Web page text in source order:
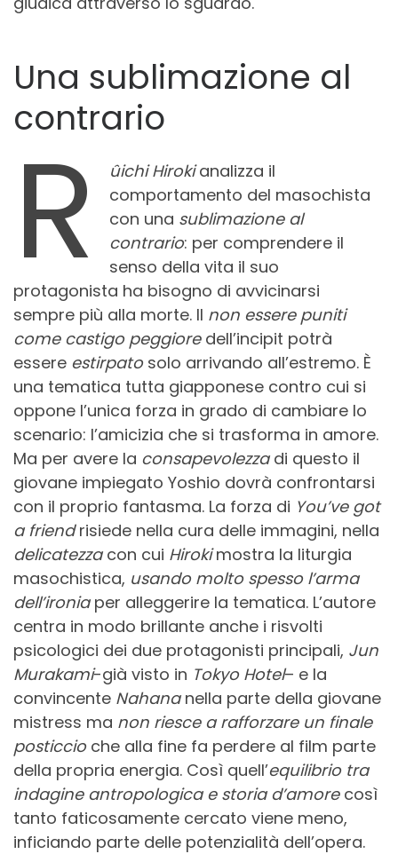
Una sublimazione al
contrario
R ûichi Hirokianalizza il
comportamento del masochista
con una sublimazione al
contrario: per comprendere il
senso della vita il suo
protagonista ha bisogno di avvicinarsi
sempre più alla morte. Il non essere puniti
come castigo peggiore dell’incipit potrà
essere estirpato solo arrivando all’estremo. È
una tematica tutta giapponese contro cui si
oppone l’unica forza in grado di cambiare lo
scenario: l’amicizia che si trasforma in amore.
Ma per avere la consapevolezzadi questo il
giovane impiegato Yoshio dovrà confrontarsi
con il proprio fantasma. La forza di You’ve got
a friendrisiede nella cura delle immagini, nella
delicatezzacon cui Hirokimostra la liturgia
masochistica, usando molto spesso l’arma
dell’ironiaper alleggerire la tematica. L’autore
centra in modo brillante anche i risvolti
psicologici dei due protagonisti principali, Jun
Murakami-già visto in Tokyo Hotel– e la
convincente Nahananella parte della giovane
mistress ma non riesce a rafforzare un finale
posticcioche alla fine fa perdere al film parte
della propria energia. Così quell’equilibrio tra
indagine antropologica e storia d’amorecosì
tanto faticosamente cercato viene meno,
inficiando parte delle potenzialità dell’opera.